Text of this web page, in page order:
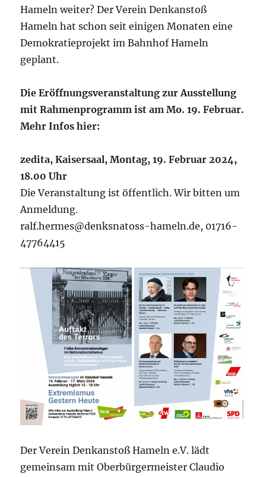
Hameln weiter? Der Verein Denkanstoß
Hameln hat schon seit einigen Monaten eine
Demokratieprojekt im Bahnhof Hameln
geplant.
Die Eröffnungsveranstaltung zur Ausstellung
mit Rahmenprogramm ist am Mo. 19. Februar.
Mehr Infos hier:
zedita, Kaisersaal, Montag, 19. Februar 2024,
18.00 Uhr
Die Veranstaltung ist öffentlich. Wir bitten um
Anmeldung.
ralf.hermes@denksnatoss-hameln.de, 01716-
47764415
Der Verein Denkanstoß Hameln e.V. lädt
gemeinsam mit Oberbürgermeister Claudio